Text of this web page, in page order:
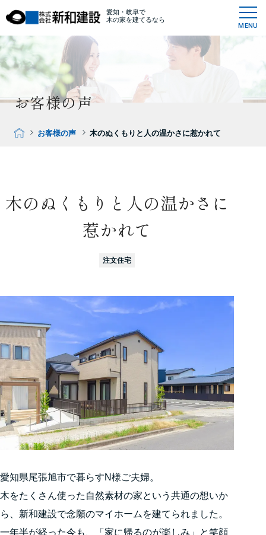
愛知・岐阜で
木の家を建てるなら
MENU
お客様の声
お客様の声 木のぬくもりと人の温かさに惹かれて
木のぬくもりと人の温かさに
惹かれて
注文住宅
愛知県尾張旭市で暮らすN様ご夫婦。
木をたくさん使った自然素材の家という共通の想いか
ら、新和建設で念願のマイホームを建てられました。
一年半が経った今も、「家に帰るのが楽しみ」と笑顔